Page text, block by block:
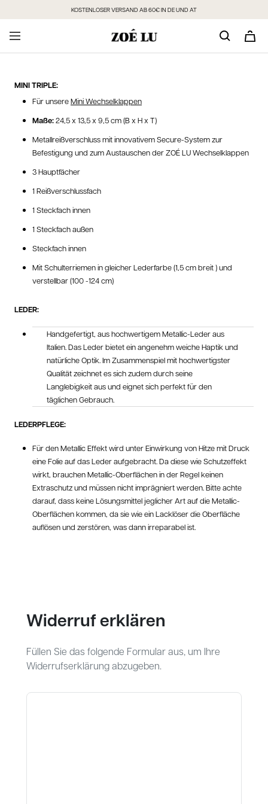
zum
Inhalt
KOSTENLOSER VERSAND AB 60€ IN DE UND AT
MINI TRIPLE:
Für unsereMini Wechselklappen
Maße:24,5 x 13,5 x 9,5 cm (B x H x T)
Metallreißverschluss mit innovativem Secure-System zur
Befestigung und zum Austauschen der ZOÉ LU Wechselklappen
3 Hauptfächer
1 Reißverschlussfach
1 Steckfach innen
1 Steckfach außen
Steckfach innen
Mit Schulterriemen in gleicher Lederfarbe (1,5 cm breit ) und
verstellbar (100 -124 cm)
LEDER:
Handgefertigt, aus hochwertigem Metallic-Leder aus
Italien. Das Leder bietet ein angenehm weiche Haptik und
natürliche Optik. Im Zusammenspiel mit hochwertigster
Qualität zeichnet es sich zudem durch seine
Langlebigkeit aus und eignet sich perfekt für den
täglichen Gebrauch.
LEDERPFLEGE:
Für den Metallic Effekt wird unter Einwirkung von Hitze mit Druck
eine Folie auf das Leder aufgebracht. Da diese wie Schutzeffekt
wirkt, brauchen Metallic-Oberflächen in der Regel keinen
Extraschutz und müssen nicht imprägniert werden. Bitte achte
darauf, dass keine Lösungsmittel jeglicher Art auf die Metallic-
Oberflächen kommen, da sie wie ein Lacklöser die Oberfläche
auflösen und zerstören, was dann irreparabel ist.
Widerruf erklären
Füllen Sie das folgende Formular aus, um Ihre
Widerrufserklärung abzugeben.